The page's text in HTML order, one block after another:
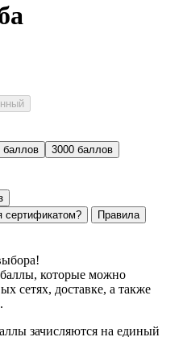
баллов
3000 баллов
сертификатом?
Правила
которые можно
сетях, доставке, а также
зачисляются на единый